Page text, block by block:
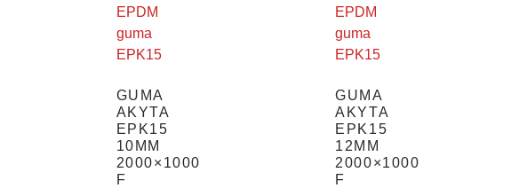
GUMA
AKYTA
EPK15
10MM
2000×1000
F
GUMA
AKYTA
EPK15
12MM
2000×1000
F